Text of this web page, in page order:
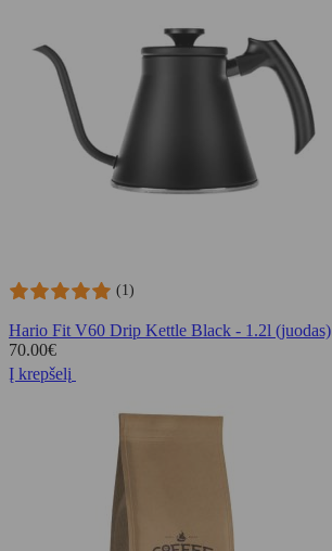
(1)
Hario Fit V60 Drip Kettle Black - 1.2l (juodas)
70.00€
Į krepšelį